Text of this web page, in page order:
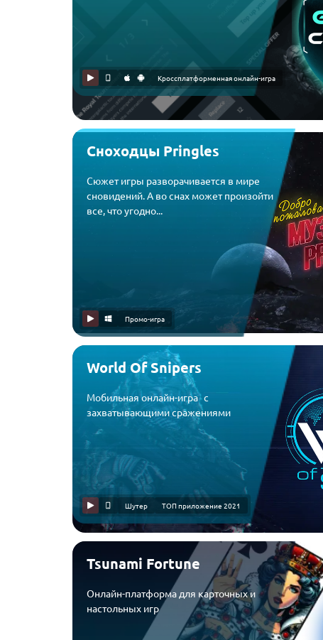
Кроссплатформенная онлайн-игра
Сноходцы Pringles
Сюжет игры разворачивается в мире
сновидений. А во снах может произойти
все, что угодно...
Промо-игра
World Of Snipers
Мобильная онлайн-игра с
захватывающими сражениями
Шутер ТОП приложение 2021
Tsunami Fortune
Онлайн-платформа для карточных и
настольных игр